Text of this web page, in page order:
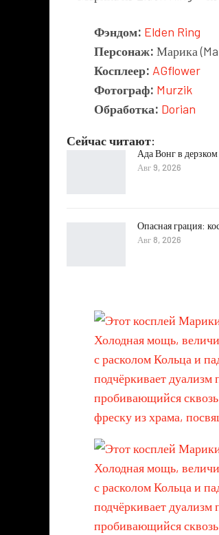
Фэндом: Elden Ring
Персонаж: Марика
Косплеер: AGflower
Фотограф: Murzik
Обработка: Dorian
Сейчас читают:
Ада Вонг в
Авг 9, 2026
Опасная грация:
Авг 8, 2026